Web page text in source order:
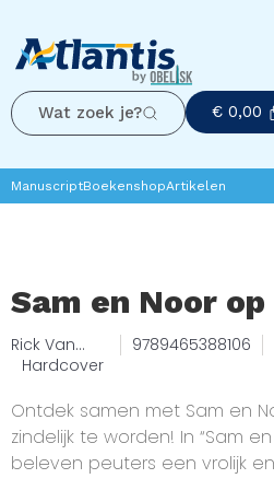
Wat zoek je? € 0,00
ManuscriptBoekenshopArtikelen
Sam en Noor
Rick Van
Beckhoven
9789465388106
Hardcover
Ontdek samen met Sam en
zindelijk te worden! In “Sam
beleven peuters een vrolijk